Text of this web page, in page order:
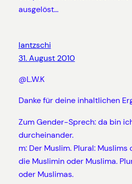
ausgelöst…
lantzschi
31. August 2010
@L.W.K
Danke für deine inhaltlichen
Zum Gender-Sprech: da bin
durcheinander.
m: Der Muslim. Plural: Muslims
die Muslimin oder Muslima.
oder Muslimas.